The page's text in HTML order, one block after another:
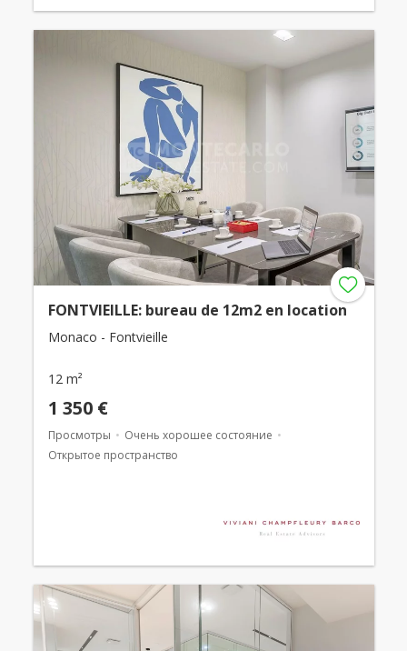
FONTVIEILLE: bureau de 12m2 en location
Monaco - Fontvieille
12 m²
1 350 €
Просмотры
Очень хорошее состояние
Открытое пространство